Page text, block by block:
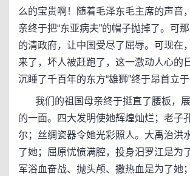
么的宝贵啊！随着毛泽东毛主席的声音
亲终于把“东亚病夫”的帽子抛掉了。可
的清政府，让中国受尽了屈辱。可现在
来了，坏人被赶跑了，这一激动人心的
沉睡了千百年的东方“雄狮”终于昂首立于
我们的祖国母亲终于挺直了腰板，
的一面。四大发明使她辉煌灿烂；老子
尔；丝绸瓷器令她光彩照人。大禹治洪
了她；屈原忧愤满腔，投身汨罗江是为
军浴血奋战、抛头颅、撒热血是为了她